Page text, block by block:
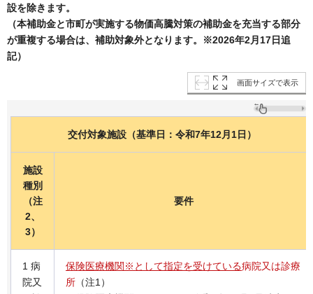
設を除きます。
（本補助金と市町が実施する物価高騰対策の補助金を充当する部分
が重複する場合は、補助対象外となります。※2026年2月17日追
記）
画面サイズで表示
交付対象施設（基準日：令和7年12月1日）
施設
種別
（注
2、
3）
要件
1 病
院又
保険医療機関※として指定を受けている病院又は診療
所 （注1）